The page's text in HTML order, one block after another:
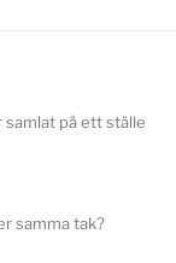
på ett ställe
samma tak?